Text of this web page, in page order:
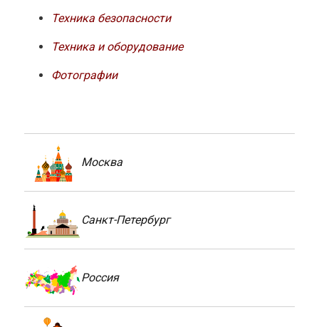
Техника безопасности
Техника и оборудование
Фотографии
Москва
Санкт-Петербург
Россия